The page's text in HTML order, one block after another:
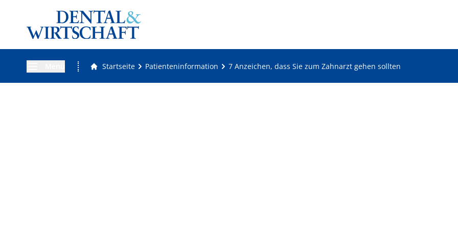
Startseite Patienteninformation 7 Anzeichen, dass Sie zum Zahnarzt gehen sollten